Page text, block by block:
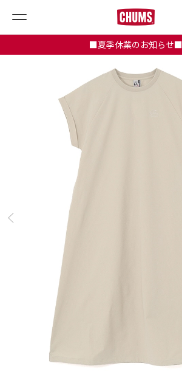
■夏季休業のお知らせ■